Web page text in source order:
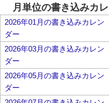
月単位の書き込みカ
2026年01月の書き込みカレン
ダー
2026年03月の書き込みカレン
ダー
2026年05月の書き込みカレン
ダー